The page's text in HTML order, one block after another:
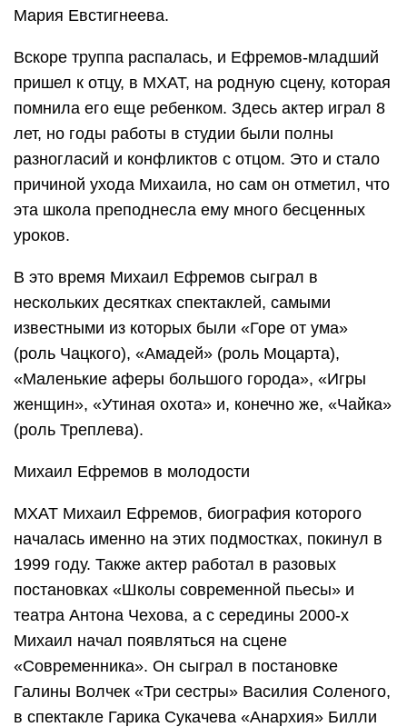
Мария Евстигнеева.
Вскоре труппа распалась, и Ефремов-младший
пришел к отцу, в МХАТ, на родную сцену, которая
помнила его еще ребенком. Здесь актер играл 8
лет, но годы работы в студии были полны
разногласий и конфликтов с отцом. Это и стало
причиной ухода Михаила, но сам он отметил, что
эта школа преподнесла ему много бесценных
уроков.
В это время Михаил Ефремов сыграл в
нескольких десятках спектаклей, самыми
известными из которых были «Горе от ума»
(роль Чацкого), «Амадей» (роль Моцарта),
«Маленькие аферы большого города», «Игры
женщин», «Утиная охота» и, конечно же, «Чайка»
(роль Треплева).
Михаил Ефремов в молодости
МХАТ Михаил Ефремов, биография которого
началась именно на этих подмостках, покинул в
1999 году. Также актер работал в разовых
постановках «Школы современной пьесы» и
театра Антона Чехова, а с середины 2000-х
Михаил начал появляться на сцене
«Современника». Он сыграл в постановке
Галины Волчек «Три сестры» Василия Соленого,
в спектакле Гарика Сукачева «Анархия» Билли